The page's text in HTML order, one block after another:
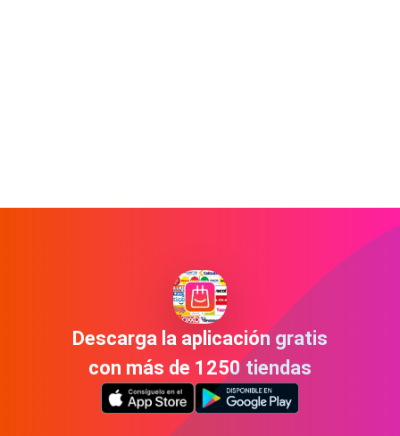
Descarga la aplicación gratis
con más de 1250 tiendas